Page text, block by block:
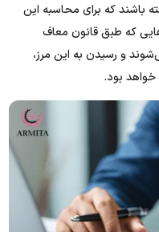
باشند که برای محاسبه این
که طبق قانون معاف
و رسیدن به این مرز،
خواهد بود.